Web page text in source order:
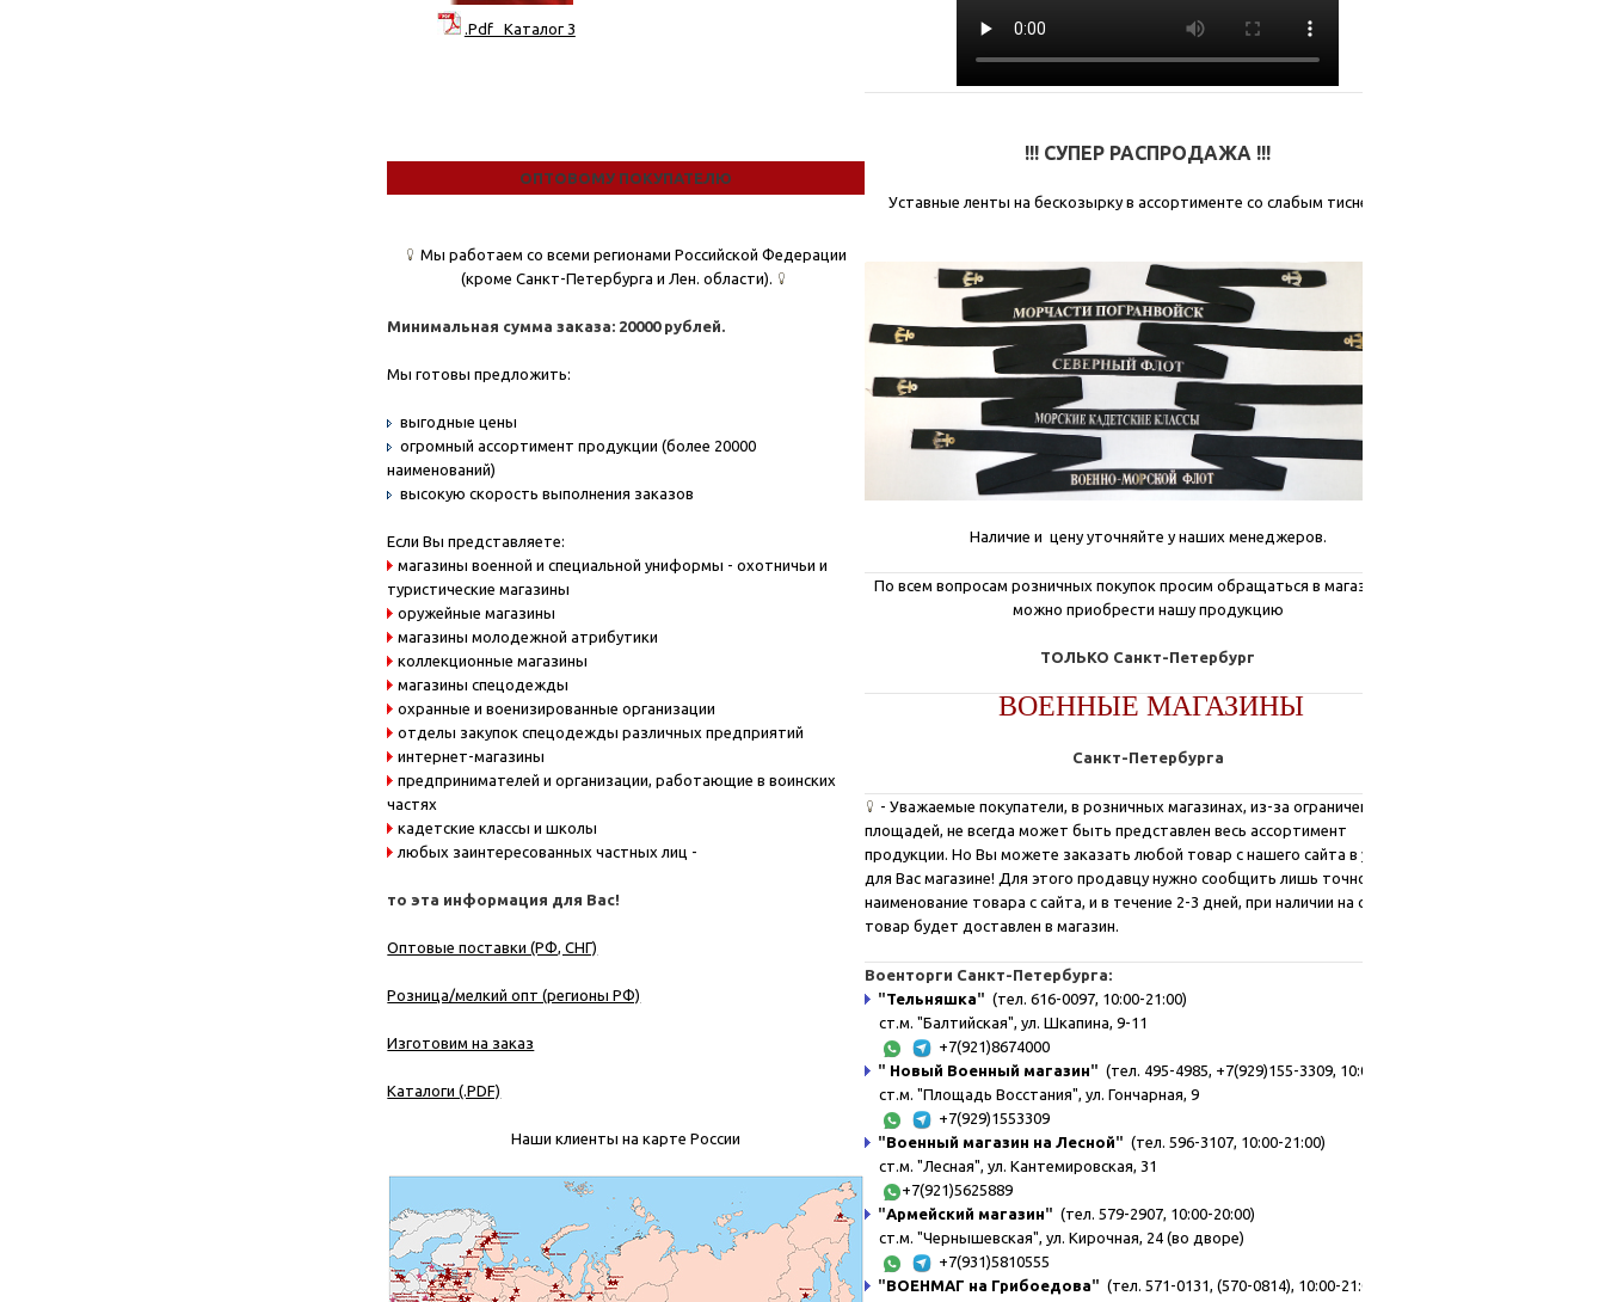
!!! СУПЕР РАСПРОДАЖА !!!
Уставные ленты на бескозырку в ассортименте со слабым тиснением.
Наличие и цену уточняйте у наших менеджеров.
По всем вопросам розничных покупок просим обращаться в магазины, где
можно приобрести нашу продукцию
ТОЛЬКО Санкт-Петербург
ВОЕННЫЕ МАГАЗИНЫ
Санкт-Петербурга
-Уважаемые покупатели, в розничных магазинах, из-за ограниченных
площадей, не всегда может быть представлен весь ассортимент
продукции. Но Вы можете заказать любой товар с нашего сайта в удобном
для Вас магазине! Для этого продавцу нужно сообщить лишь точное
наименование товара с сайта, и в течение 2-3 дней, при наличии на складе,
товар будет доставлен в магазин.
Военторги Санкт-Петербурга:
"Тельняшка" (тел. 616-0097, 10:00-21:00)
ст.м. "Балтийская", ул. Шкапина, 9-11
+7(921)8674000
" Новый Военный магазин" (тел. 495-4985, +7(929)155-3309, 10:00-21:00)
ст.м. "Площадь Восстания", ул. Гончарная, 9
+7(929)1553309
"Военный магазин на Лесной" (тел. 596-3107, 10:00-21:00)
ст.м. "Лесная", ул. Кантемировская, 31
+7(921)5625889
"Армейский магазин" (тел. 579-2907, 10:00-20:00)
ст.м. "Чернышевская", ул. Кирочная, 24 (во дворе)
+7(931)5810555
"ВОЕНМАГ на Грибоедова" (тел. 571-0131, (570-0814), 10:00-21:00)
.Pdf Каталог 3
ОПТОВОМУ ПОКУПАТЕЛЮ
Мы работаем со всеми регионами Российской Федерации
(кроме Санкт-Петербурга и Лен. области).
Минимальная сумма заказа: 20000 рублей.
Мы готовы предложить:
выгодные цены
огромный ассортимент продукции (более 20000
наименований)
высокую скорость выполнения заказов
Если Вы представляете:
магазины военной и специальной униформы - охотничьи и
туристические магазины
оружейные магазины
магазины молодежной атрибутики
коллекционные магазины
магазины спецодежды
охранные и военизированные организации
отделы закупок спецодежды различных предприятий
интернет-магазины
предпринимателей и организации, работающие в воинских
частях
кадетские классы и школы
любых заинтересованных частных лиц -
то эта информация для Вас!
Оптовые поставки (РФ, СНГ)
Розница/мелкий опт (регионы РФ)
Изготовим на заказ
Каталоги (.PDF)
Наши клиенты на карте России